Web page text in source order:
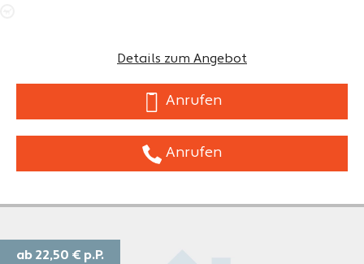
Details zum Angebot
Anrufen
Anrufen
ab 22,50 € p.P.